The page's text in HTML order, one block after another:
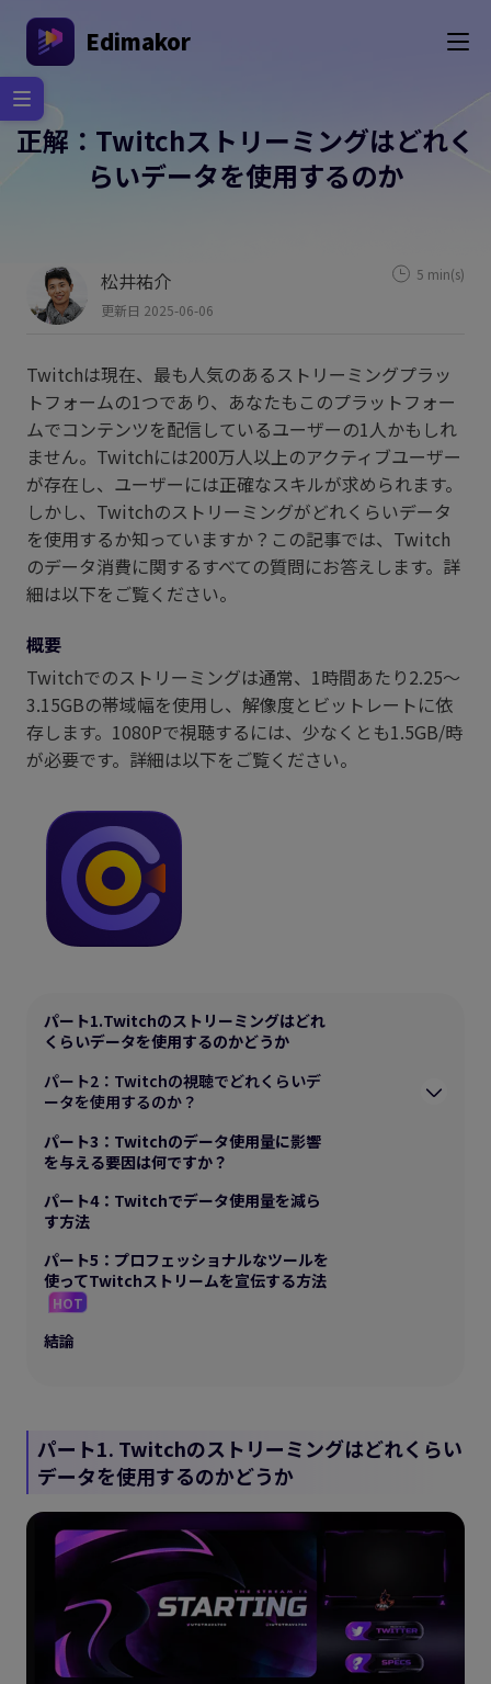
Edimakor
正解：Twitchストリーミングはどれく
らいデータを使用するのか
松井祐介
更新日 2025-06-06
5 min(s)
Twitchは現在、最も人気のあるストリーミングプラッ
トフォームの1つであり、あなたもこのプラットフォー
ムでコンテンツを配信しているユーザーの1人かもしれ
ません。Twitchには200万人以上のアクティブユーザー
が存在し、ユーザーには正確なスキルが求められます。
しかし、Twitchのストリーミングがどれくらいデータ
を使用するか知っていますか？この記事では、Twitch
のデータ消費に関するすべての質問にお答えします。詳
細は以下をご覧ください。
概要
Twitchでのストリーミングは通常、1時間あたり2.25～
3.15GBの帯域幅を使用し、解像度とビットレートに依
存します。1080Pで視聴するには、少なくとも1.5GB/時
が必要です。詳細は以下をご覧ください。
パート1.Twitchのストリーミングはどれ
くらいデータを使用するのかどうか
パート2：Twitchの視聴でどれくらいデ
ータを使用するのか？
パート3：Twitchのデータ使用量に影響
を与える要因は何ですか？
パート4：Twitchでデータ使用量を減ら
す方法
パート5：プロフェッショナルなツールを
使ってTwitchストリームを宣伝する方法
HOT
結論
パート1. Twitchのストリーミングはどれくらい
データを使用するのかどうか